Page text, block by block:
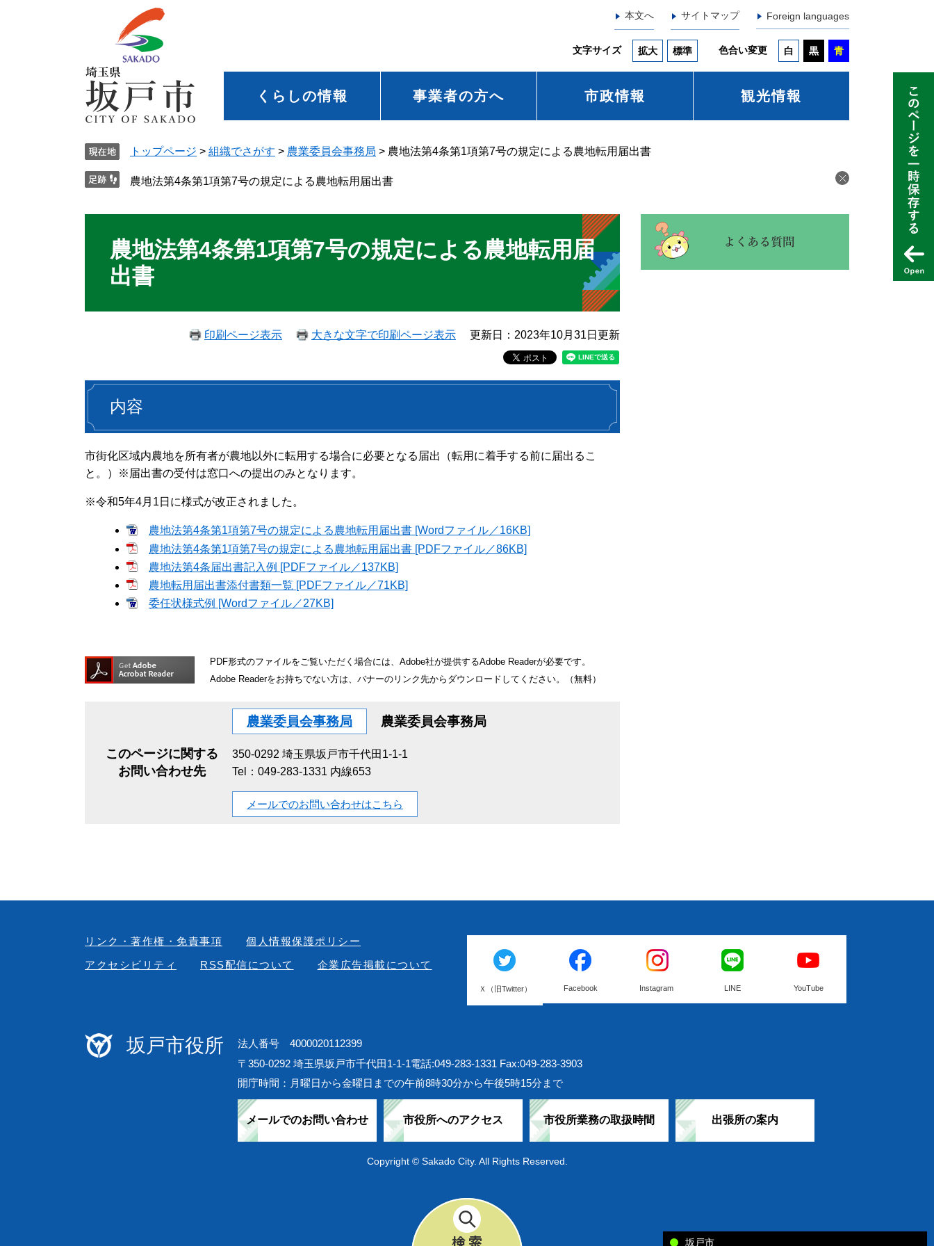
本文へ サイトマップ Foreign languages
文字サイズ 拡大 標準 色合い変更 白 黒 青
くらしの情報 事業者の方へ 市政情報 観光情報
トップページ > 組織でさがす > 農業委員会事務局 > 農地法第4条第1項第7号の規定による農地転用届出書
農地法第4条第1項第7号の規定による農地転用届出書
農地法第4条第1項第7号の規定による農地転用届
出書
印刷ページ表示 大きな文字で印刷ページ表示 更新日：2023年10月31日更新
内容
市街化区域内農地を所有者が農地以外に転用する場合に必要となる届出（転用に着手する前に届出るこ
と。）※届出書の受付は窓口への提出のみとなります。
※令和5年4月1日に様式が改正されました。
農地法第4条第1項第7号の規定による農地転用届出書 [Wordファイル／16KB]
農地法第4条第1項第7号の規定による農地転用届出書 [PDFファイル／86KB]
農地法第4条届出書記入例 [PDFファイル／137KB]
農地転用届出書添付書類一覧 [PDFファイル／71KB]
委任状様式例 [Wordファイル／27KB]
PDF形式のファイルをご覧いただく場合には、Adobe社が提供するAdobe Readerが必要です。
Adobe Readerをお持ちでない方は、バナーのリンク先からダウンロードしてください。（無料）
このページに関する
お問い合わせ先
農業委員会事務局 農業委員会事務局
350-0292 埼玉県坂戸市千代田1-1-1
Tel：049-283-1331 内線653
メールでのお問い合わせはこちら
リンク・著作権・免責事項
個人情報保護ポリシー
アクセシビリティ
RSS配信について 企業広告掲載について
Ｘ（旧Twitter） Facebook Instagram LINE YouTube
坂戸市役所
法人番号 4000020112399
〒350-0292 埼玉県坂戸市千代田1-1-1電話:049-283-1331 Fax:049-283-3903
開庁時間：月曜日から金曜日までの午前8時30分から午後5時15分まで
メールでのお問い合わせ 市役所へのアクセス 市役所業務の取扱時間 出張所の案内
Copyright © Sakado City. All Rights Reserved.